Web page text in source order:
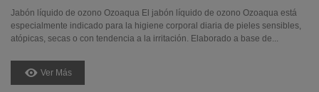
Jabón líquido de ozono Ozoaqua El jabón líquido de ozono Ozoaqua está
especialmente indicado para la higiene corporal diaria de pieles sensibles,
atópicas, secas o con tendencia a la irritación. Elaborado a base de...
Ver Más